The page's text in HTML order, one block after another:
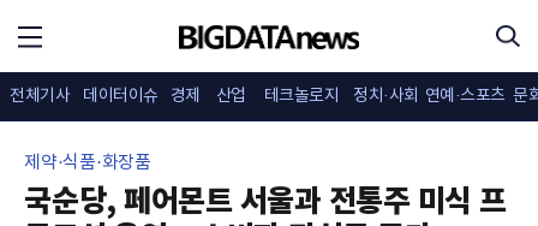
전체기사 데이터이슈 경제 산업 테크놀로지 정치·사회 연예·스포츠 문
제약·식품·화장품
국순당, 페어몬트 서울과 전통주 미식 프